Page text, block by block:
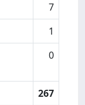
7
1
0
267